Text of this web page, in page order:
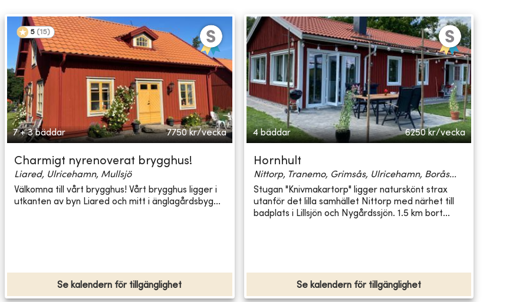
5 (15)
7 + 3 bäddar 7750 kr/vecka
Charmigt nyrenoverat brygghus!
Liared, Ulricehamn, Mullsjö
Välkomna till vårt brygghus! Vårt brygghus ligger i
utkanten av byn Liared och mitt i änglagårdsbyg...
Se kalendern för tillgänglighet
4 bäddar 6250 kr/vecka
Hornhult
Nittorp, Tranemo, Grimsås, Ulricehamn, Borås...
Stugan "Knivmakartorp" ligger naturskönt strax
utanför det lilla samhället Nittorp med närhet till
badplats i Lillsjön och Nygårdssjön. 1.5 km bort...
Se kalendern för tillgänglighet